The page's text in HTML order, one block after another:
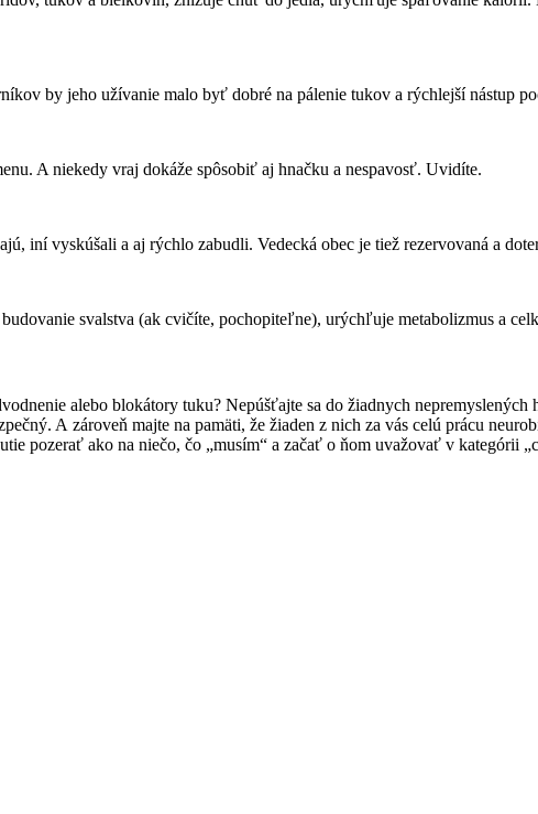
by jeho užívanie malo byť dobré na pálenie tukov a rýchlejší nástup
A niekedy vraj dokáže spôsobiť aj hnačku a nespavosť. Uvidíte.
iní vyskúšali a aj rýchlo zabudli. Vedecká obec je tiež rezervovaná a
svalstva (ak cvičíte, pochopiteľne), urýchľuje metabolizmus a
alebo blokátory tuku? Nepúšťajte sa do žiadnych nepremyslených
A zároveň majte na pamäti, že žiaden z nich za vás celú prácu
pozerať ako na niečo, čo „musím“ a začať o ňom uvažovať v kategórii